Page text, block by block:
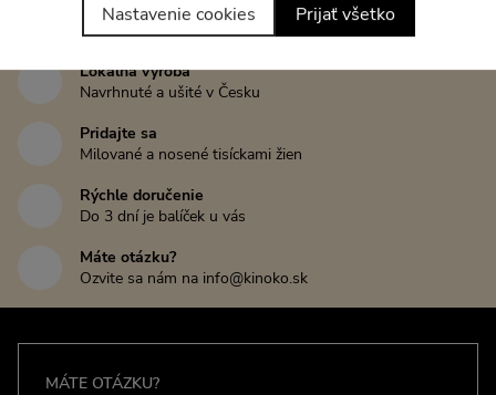
Napísať recenziu
Lokálna výroba
Navrhnuté a ušité v Česku
Pridajte sa
Milované a nosené tisíckami žien
Rýchle doručenie
Do 3 dní je balíček u vás
Máte otázku?
Ozvite sa nám na info@kinoko.sk
MÁTE OTÁZKU?
Nastavenie cookies Prijať všetko